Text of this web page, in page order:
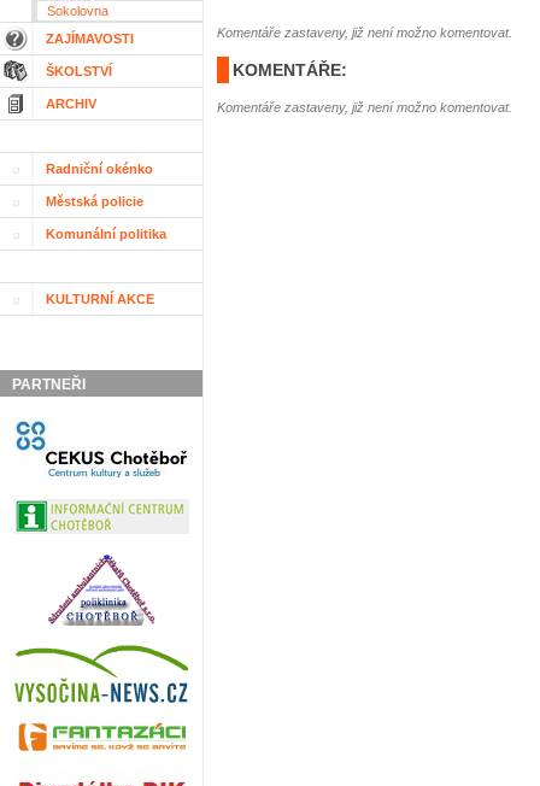
Sokolovna
ZAJÍMAVOSTI
ŠKOLSTVÍ
ARCHIV
Radniční okénko
Městská policie
Komunální politika
KULTURNÍ AKCE
PARTNEŘI
Komentáře zastaveny, již není možno komentovat.
KOMENTÁŘE:
Komentáře zastaveny, již není možno komentovat.